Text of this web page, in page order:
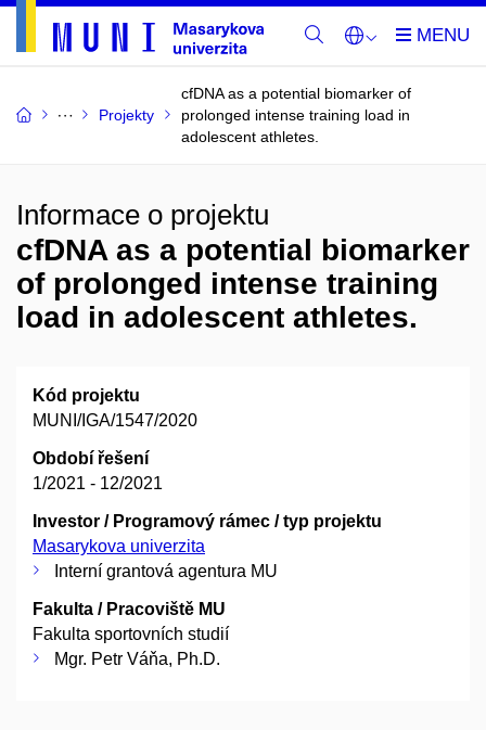
Projekty
cfDNA as a potential biomarker of
prolonged intense training load in
adolescent athletes.
Informace o projektu
cfDNA as a potential biomarker
of prolonged intense training
load in adolescent athletes.
Kód projektu
MUNI/IGA/1547/2020
Období řešení
1/2021 - 12/2021
Investor / Programový rámec / typ projektu
Masarykova univerzita
Interní grantová agentura MU
Fakulta / Pracoviště MU
Fakulta sportovních studií
Mgr. Petr Váňa, Ph.D.